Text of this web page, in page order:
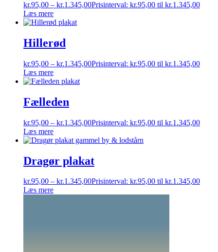
kr.95,00 – kr.1.345,00Prisinterval: kr.95,00 til kr.1.345,00
Læs mere
Hillerød
kr.95,00 – kr.1.345,00Prisinterval: kr.95,00 til kr.1.345,00
Læs mere
Fælleden
kr.95,00 – kr.1.345,00Prisinterval: kr.95,00 til kr.1.345,00
Læs mere
Dragør plakat
kr.95,00 – kr.1.345,00Prisinterval: kr.95,00 til kr.1.345,00
Læs mere